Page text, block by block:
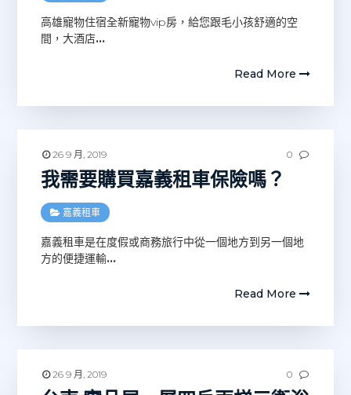
高雄寵物住宿全新寵物vip房，給您跟毛小孩舒適的空
間，大酒店…
Read More
26 9 月, 2019 0
我需要購買嘉義租車保險嗎？
嘉義租車
嘉義租車是在度假或商務旅行中從一個地方到另一個地
方的便捷運輸…
Read More
26 9 月, 2019 0